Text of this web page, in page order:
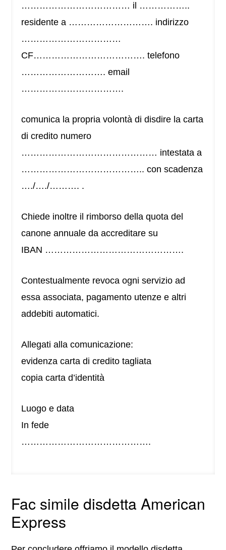
……………………………… il ……………..
residente a ………………………. indirizzo
……………………………
CF………………………………. telefono
………………………. email
…………………………….
comunica la propria volontà di disdire la carta
di credito numero
……………………………………… intestata a
………………………………….. con scadenza
…./…./………. .
Chiede inoltre il rimborso della quota del
canone annuale da accreditare su
IBAN ……………………………………….
Contestualmente revoca ogni servizio ad
essa associata, pagamento utenze e altri
addebiti automatici.
Allegati alla comunicazione:
evidenza carta di credito tagliata
copia carta d’identità
Luogo e data
In fede
…………………………………….
Fac simile disdetta American
Express